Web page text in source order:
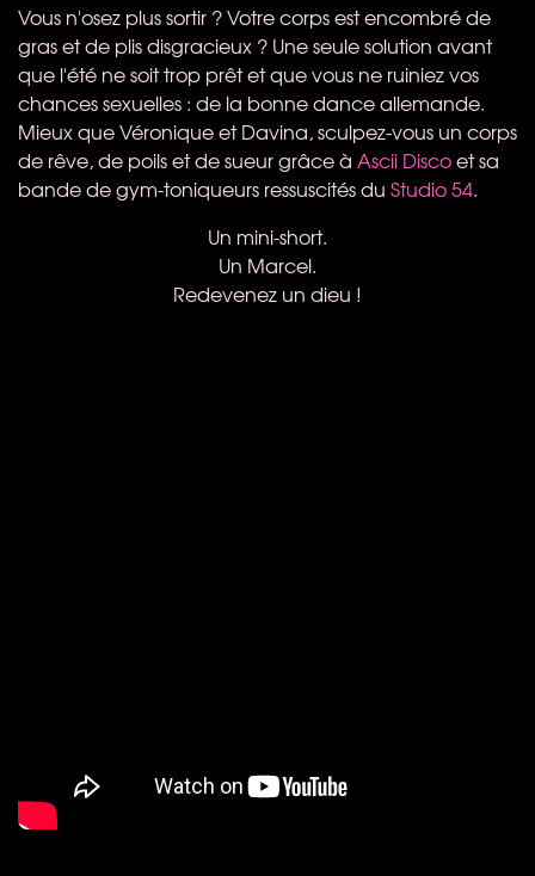
Vous n'osez plus sortir ? Votre corps est encombré de
gras et de plis disgracieux ? Une seule solution avant
que l'été ne soit trop prêt et que vous ne ruiniez vos
chances sexuelles : de la bonne dance allemande.
Mieux que Véronique et Davina, sculpez-vous un corps
de rêve, de poils et de sueur grâce à Ascii Discoet sa
bande de gym-toniqueurs ressuscités du Studio 54.
Un mini-short.
Un Marcel.
Redevenez un dieu !